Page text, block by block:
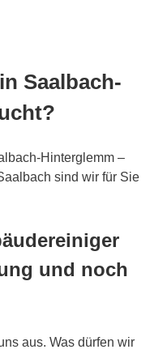
Saalbach-
Hinterglemm –
sind wir für Sie
und noch
aus. Was dürfen wir